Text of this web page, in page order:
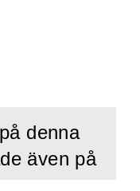
denna
även på